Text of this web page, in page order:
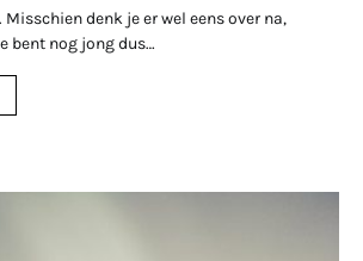
denk je er wel eens over na,
bent nog jong dus…